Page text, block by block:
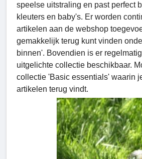
speelse uitstraling en past perfect
kleuters en baby's. Er worden
artikelen aan de webshop
gemakkelijk terug kunt vinden
binnen'. Bovendien is er
uitgelichte collectie beschikbaar.
collectie 'Basic essentials' waarin
artikelen terug vindt.